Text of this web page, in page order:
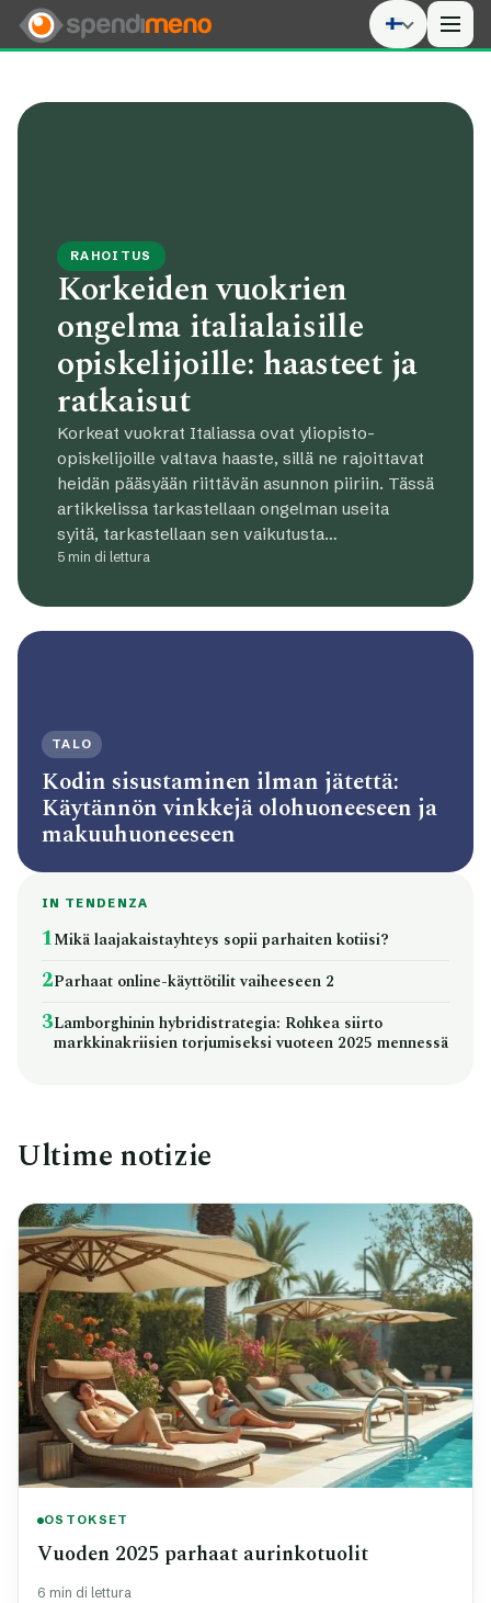
RAHOITUS
Korkeiden vuokrien
ongelma italialaisille
opiskelijoille: haasteet ja
ratkaisut
Korkeat vuokrat Italiassa ovat yliopisto-
opiskelijoille valtava haaste, sillä ne rajoittavat
heidän pääsyään riittävän asunnon piiriin. Tässä
artikkelissa tarkastellaan ongelman useita
syitä, tarkastellaan sen vaikutusta…
5 min di lettura
TALO
Kodin sisustaminen ilman jätettä:
Käytännön vinkkejä olohuoneeseen ja
makuuhuoneeseen
IN TENDENZA
1Mikä laajakaistayhteys sopii parhaiten kotiisi?
2Parhaat online-käyttötilit vaiheeseen 2
3Lamborghinin hybridistrategia: Rohkea siirto
markkinakriisien torjumiseksi vuoteen 2025 mennessä
Ultime notizie
OSTOKSET
Vuoden 2025 parhaat aurinkotuolit
6 min di lettura